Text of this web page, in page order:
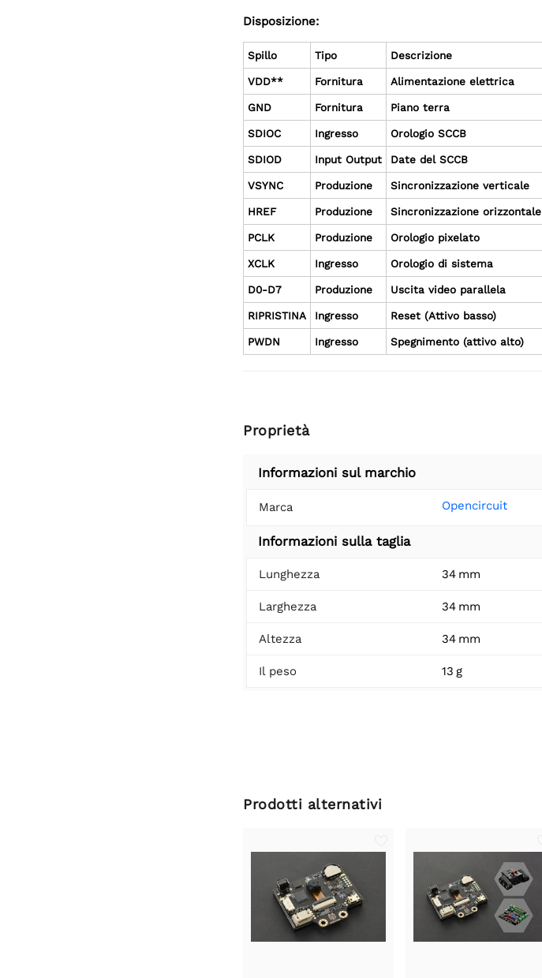
Disposizione:
Spillo Tipo Descrizione
VDD** Fornitura Alimentazione elettrica
GND Fornitura Piano terra
SDIOC Ingresso Orologio SCCB
SDIOD Input Output Date del SCCB
VSYNC Produzione Sincronizzazione verticale
HREF Produzione Sincronizzazione orizzontale
PCLK Produzione Orologio pixelato
XCLK Ingresso Orologio di sistema
D0-D7 Produzione Uscita video parallela
RIPRISTINA Ingresso Reset (Attivo basso)
PWDN Ingresso Spegnimento (attivo alto)
Proprietà
Informazioni sul marchio
Marca Opencircuit
Informazioni sulla taglia
Lunghezza 34 mm
Larghezza 34 mm
Altezza 34 mm
Il peso 13 g
Prodotti alternativi